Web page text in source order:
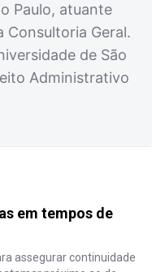
Paulo, atuante
Consultoria Geral.
de São
Administrativo
em tempos de
assegurar continuidade